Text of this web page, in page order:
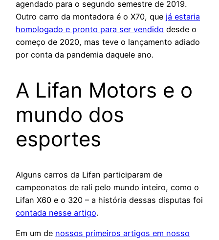
agendado para o segundo semestre de 2019.
Outro carro da montadora é o X70, que já estaria
homologado e pronto para ser vendido desde o
começo de 2020, mas teve o lançamento adiado
por conta da pandemia daquele ano.
A Lifan Motors e o
mundo dos
esportes
Alguns carros da Lifan participaram de
campeonatos de rali pelo mundo inteiro, como o
Lifan X60 e o 320 – a história dessas disputas foi
contada nesse artigo.
Em um de nossos primeiros artigos em nosso